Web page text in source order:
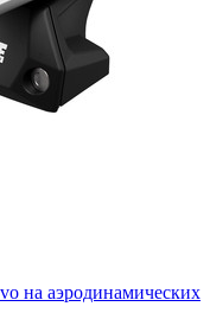
на аэродинамических